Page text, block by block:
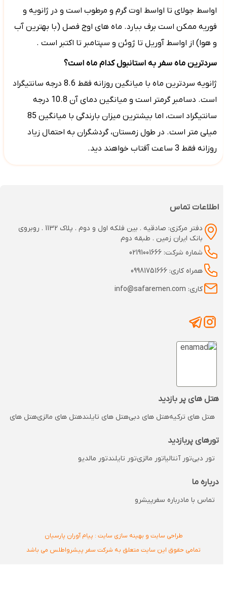
اواسط جولای تا اواسط اوت گرم و مرطوب است و در ژانویه و
فوریه ممکن است برف ببارد. ماه های اوج فصل (با بهترین آب
و هوا) از اواسط آوریل تا ژوئن و سپتامبر تا اکتبر است .
سردترین ماه سفر به استانبول کدام ماه است؟
ژانویه سردترین ماه با میانگین روزانه فقط 8.6 درجه سانتیگراد
است. دسامبر گرمتر است و میانگین دمای آن 10.8 درجه
سانتیگراد است، اما بیشترین میزان بارندگی با میانگین 85
میلی متر است. در طول زمستان، گردشگران به احتمال زیاد
روزانه فقط 3 ساعت آفتاب خواهند دید.
اطلاعات تماس
دفتر مرکزی: صادقیه . بین فلکه اول و دوم . پلاک 1132 . روبروی
بانک ایران زمین . طبقه دوم
شماره شرکت: 02191001666
همراه کاری: 09981751666
کاری: info@safaremen.com
هتل های پر بازدید
هتل های ترکیههتل های دبیهتل های تایلندهتل های مالزیهتل های
تورهای پربازدید
تور دبیتور آنتالیاتور مالزیتور تایلندتور مالدیو
درباره ما
تماس با مادرباره سفرپیشرو
طراحی سایت و بهینه سازی سایت : پیام آوران پارسیان
تمامی حقوق این سایت متعلق به شرکت سفر پیشرواطلس می باشد